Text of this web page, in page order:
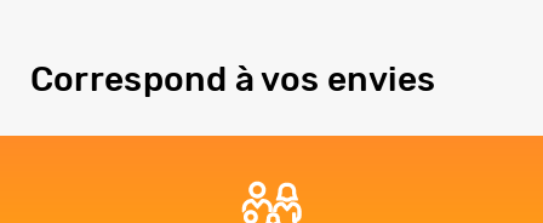
Correspond à vos envies